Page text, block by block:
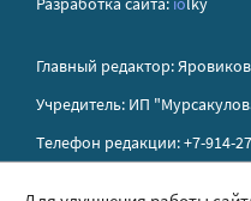
Главный редактор:
Учредитель: ИП
Телефон редакции: +7-914-